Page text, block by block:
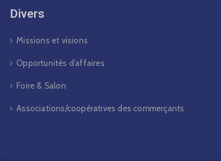
Divers​
Missions et visions
Opportunités d’affaires
Foire & Salon
Associations/coopératives des commerçants